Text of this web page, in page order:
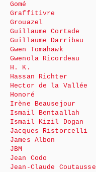
Gomé
Graffitivre
Grouazel
Guillaume Cortade
Guillaume Darribau
Gwen Tomahawk
Gwenola Ricordeau
H. K.
Hassan Richter
Hector de la Vallée
Honoré
Irène Beausejour
Ismail Bentaallah
Ismail Kizil Dogan
Jacques Ristorcelli
James Albon
JBM
Jean Codo
Jean-Claude Coutausse